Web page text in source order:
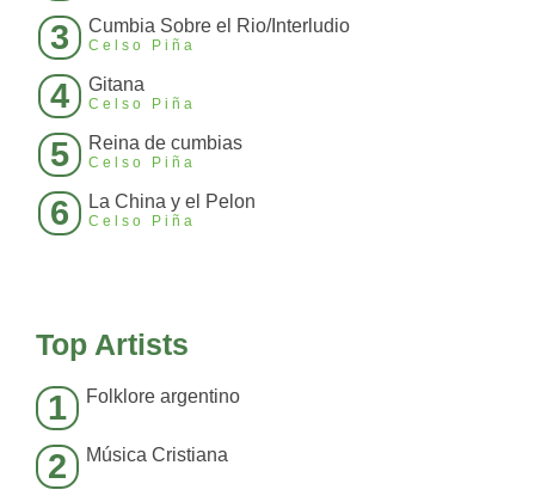
3 Cumbia Sobre el Rio/Interludio
Celso Piña
4 Gitana
Celso Piña
5 Reina de cumbias
Celso Piña
6 La China y el Pelon
Celso Piña
Top Artists
1 Folklore argentino
2 Música Cristiana